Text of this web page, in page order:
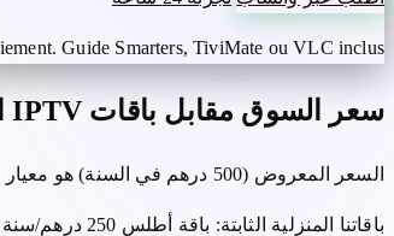
Guide Smarters, TiviMate ou VLC inclus.
سعر السوق مقابل باقات IPTV المغرب
السعر المعروض (500 درهم في السنة) هو معيار السوق لـ Strong 4K IPTV - يتم تأكيد المبلغ النهائي على WhatsApp قبل الدفع.
باقاتنا المنزلية الثابتة: باقة أطلس 250 درهم/سنة، المغرب + باقة 350 درهم/سنة، باقة الأسود 499 درهم/سنة - راجع أوراق الحزمة إذا كنت تفضل سعرًا سنويًا مضمونًا.